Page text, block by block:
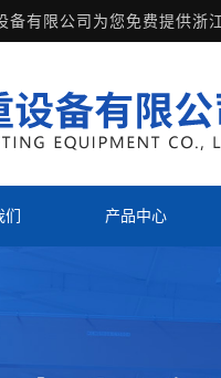
备有限公司为您免费提供浙
们 产品中心